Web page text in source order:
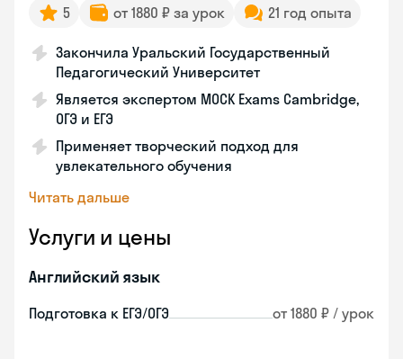
5 от 1880 ₽ за урок 21 год опыта
Закончила Уральский Государственный
Педагогический Университет
Является экспертом MOCK Exams Cambridge,
ОГЭ и ЕГЭ
Применяет творческий подход для
увлекательного обучения
Читать дальше
Услуги и цены
Английский язык
Подготовка к ЕГЭ/ОГЭ от 1880 ₽ / урок